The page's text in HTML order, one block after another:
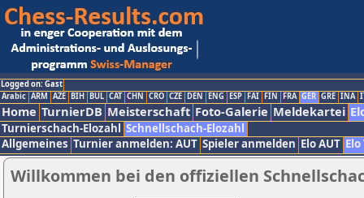
Logged on: Gast
Arabic ARM AZE BIH BUL CAT CHN CRO CZE DEN ENG ESP FAI FIN FRA GER GRE INA
Home TurnierDB Meisterschaft Foto-Galerie Meldekartei
Turnierschach-Elozahl Schnellschach-Elozahl
Allgemeines Turnier anmelden: AUT Spieler anmelden Elo AUT
Willkommen bei den offiziellen